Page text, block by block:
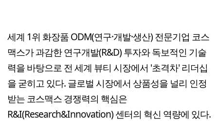
세계 1위 화장품 ODM(연구·개발·생산) 전문기업 코스
맥스가 과감한 연구개발(R&D) 투자와 독보적인 기술
력을 바탕으로 전 세계 뷰티 시장에서 '초격차' 리더십
을 굳히고 있다. 글로벌 시장에서 상품성을 널리 인정
받는 코스맥스 경쟁력의 핵심은
R&I(Research&Innovation) 센터의 혁신 역량에 있다.